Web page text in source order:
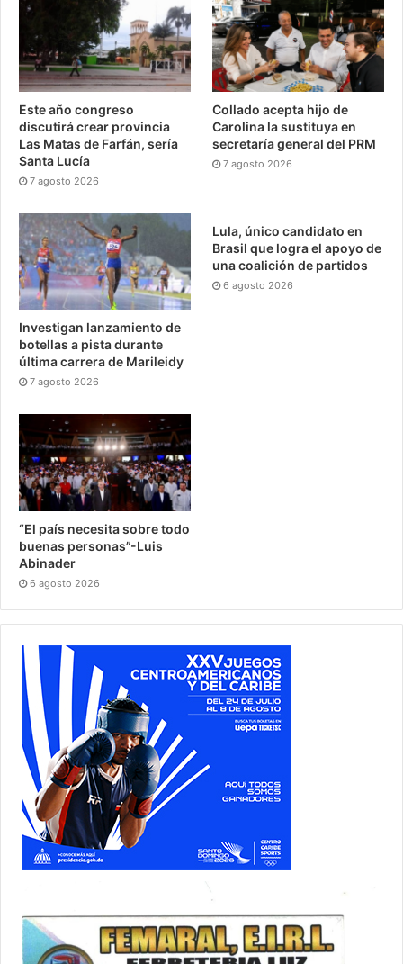
Este año congreso
discutirá crear provincia
Las Matas de Farfán, sería
Santa Lucía
7 agosto 2026
Collado acepta hijo de
Carolina la sustituya en
secretaría general del PRM
7 agosto 2026
Investigan lanzamiento de
botellas a pista durante
última carrera de Marileidy
7 agosto 2026
Lula, único candidato en
Brasil que logra el apoyo de
una coalición de partidos
6 agosto 2026
“El país necesita sobre todo
buenas personas”-Luis
Abinader
6 agosto 2026